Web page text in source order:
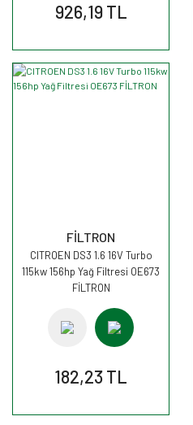
926,19 TL
FİLTRON
CITROEN DS3 1.6 16V Turbo
115kw 156hp Yağ Filtresi OE673
FİLTRON
182,23 TL